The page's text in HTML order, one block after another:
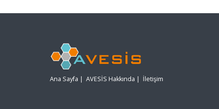
Ana Sayfa | AVESİS Hakkında | İletişim